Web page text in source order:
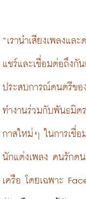
“เรานำเสียงเพลงแ
แชร์และเชื่อมต่อถึงกั
ประสบการณ์ดนตรีขอ
ทำงานร่วมกับพันธมิต
กาสใหม่ๆ ในการเชื่อ
นักแต่งเพลง คนรักด
เครือ โดยเฉพาะ